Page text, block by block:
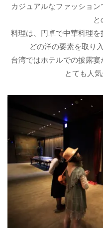
カジュアルなファッショ
と
料理は、円卓で中華料理
どの洋の要素を取り
台湾ではホテルでの披露
とても人